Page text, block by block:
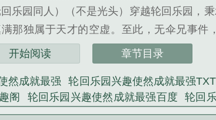
回乐园同人）（不是光头）穿越轮回乐园，
那独属于天才的空虚。至此，无伞兄事
至于终极之战，都能看到位于某个角落那
因他们面对的是，包括但不限于，“富裕”
一个以吞噬万物成就至高的伟岸存在。（
乐园：兴趣使然成就最强》是夜遇梦中人
开始阅读 章节目录
然成就最强 轮回乐园兴趣使然成就最强TXT
阁
轮回乐园兴趣使然成就最强百度 轮回
殿开始 抗战：开局执掌新一团 开局上帝视